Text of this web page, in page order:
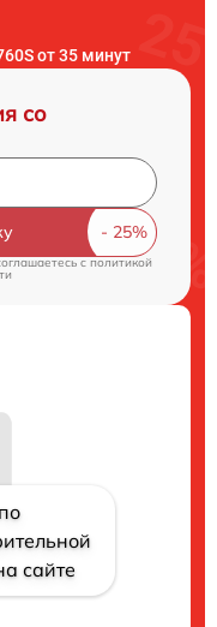
от 35 минут
со
cполитикой
сайте